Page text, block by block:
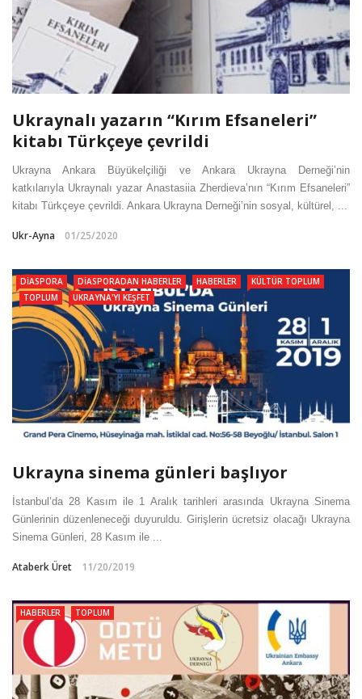
Ukraynalı yazarın “Kırım Efsaneleri”
kitabı Türkçeye çevrildi
Ukrayna Ankara Büyükelçiliği ve Ankara Ukrayna Derneği’nin
katkılarıyla Ukraynalı yazar Anastasiia Zherdieva’nın “Kırım Efsaneleri”
kitabı Türkçeye çevrildi. Ankara Ukrayna Derneği’nin sosyal, kültürel, ...
Ukr-Ayna 01/25/2020
DIASPORA DIASPORADAN HABERLER HABERLER
KÜLTÜR TOPLUM
TOPLUM
UKRAYNA'YI KEŞFET
Ukrayna sinema günleri başlıyor
İstanbul’da 28 Kasım ile 1 Aralık tarihleri arasında Ukrayna Sinema
Günlerinin düzenleneceği duyuruldu. Girişlerin ücretsiz olacağı Ukrayna
Sinema Günleri, 28 Kasım ile ...
Ataberk Üret 11/20/2019
HABERLER TOPLUM